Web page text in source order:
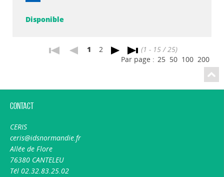
Disponible
1 2
(1 - 15 / 25)
Par page : 25 50 100 200
Contact
CERIS
ceris@idsnormandie.fr
Allée de Flore
76380 CANTELEU
Tél 02.32.83.25.02